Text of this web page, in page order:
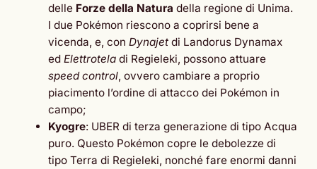
delle Forze della Natura della regione di Unima.
I due Pokémon riescono a coprirsi bene a
vicenda, e, con Dynajet di Landorus Dynamax
ed Elettrotela di Regieleki, possono attuare
speed control, ovvero cambiare a proprio
piacimento l’ordine di attacco dei Pokémon in
campo;
Kyogre: UBER di terza generazione di tipo Acqua
puro. Questo Pokémon copre le debolezze di
tipo Terra di Regieleki, nonché fare enormi danni